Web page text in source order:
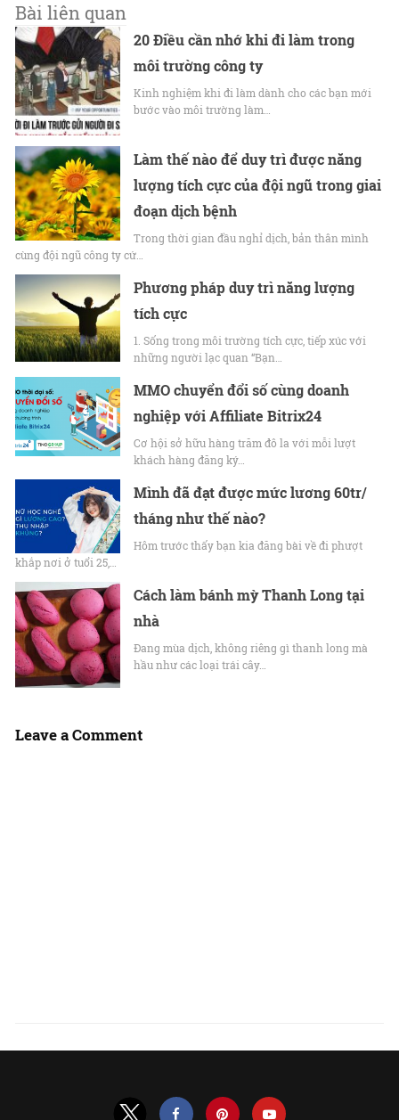
Bài liên quan
20 Điều cần nhớ khi đi làm trong
môi trường công ty
Kinh nghiệm khi đi làm dành cho các bạn mới
bước vào môi trường làm…
Làm thế nào để duy trì được năng
lượng tích cực của đội ngũ trong giai
đoạn dịch bệnh
Trong thời gian đầu nghỉ dịch, bản thân mình
cùng đội ngũ công ty cứ…
Phương pháp duy trì năng lượng
tích cực
1. Sống trong môi trường tích cực, tiếp xúc với
những người lạc quan “Bạn…
MMO chuyển đổi số cùng doanh
nghiệp với Affiliate Bitrix24
Cơ hội sở hữu hàng trăm đô la với mỗi lượt
khách hàng đăng ký…
Mình đã đạt được mức lương 60tr/
tháng như thế nào?
Hôm trước thấy bạn kia đăng bài về đi phượt
khắp nơi ở tuổi 25,…
Cách làm bánh mỳ Thanh Long tại
nhà
Đang mùa dịch, không riêng gì thanh long mà
hầu như các loại trái cây…
Leave a Comment